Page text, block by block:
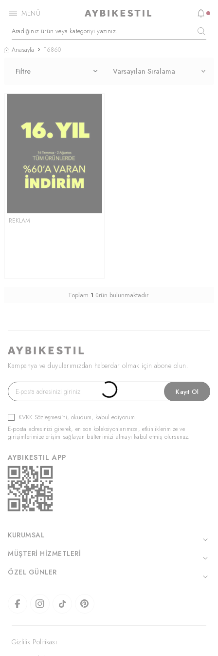
MENÜ
Anasayfa T6860
Filtre
REKLAM
Toplam 1 ürün bulunmaktadır.
Kampanya ve duyularımızdan haberdar olmak için abone olun.
Kayıt Ol
KVKK Sözleşmesi'ni, okudum, kabul ediyorum.
E-posta adresinizi girerek, en son koleksiyonlarımıza, etkinliklerimize ve
girişimlerimize erişim sağlayan bültenimizi almayı kabul etmiş olursunuz.
AYBIKESTIL APP
KURUMSAL
MÜŞTERI HIZMETLERI
ÖZEL GÜNLER
Gizlilik Politikası